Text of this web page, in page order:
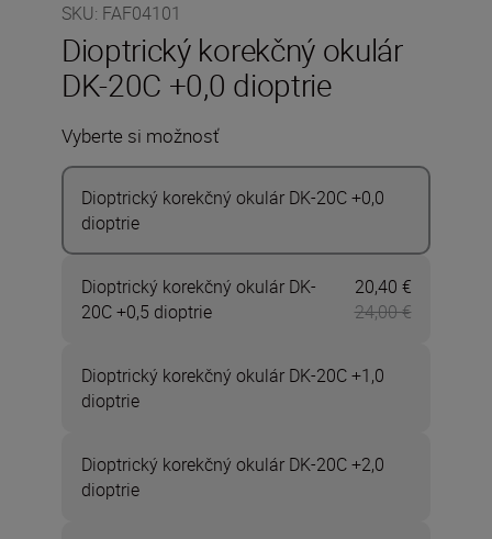
SKU: FAF04101
Dioptrický korekčný okulár
DK-20C +0,0 dioptrie
Vyberte si možnosť
Dioptrický korekčný okulár DK-20C +0,0
dioptrie
Dioptrický korekčný okulár DK-
20C +0,5 dioptrie
Teraz
20,40 €
24,00 €
Dioptrický korekčný okulár DK-20C +1,0
dioptrie
Dioptrický korekčný okulár DK-20C +2,0
dioptrie